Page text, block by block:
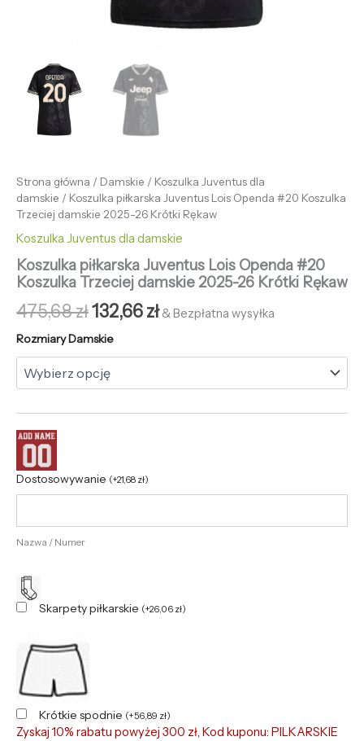
Strona główna / Damskie / Koszulka Juventus dla
damskie / Koszulka piłkarska Juventus Lois Openda #20 Koszulka
Trzeciej damskie 2025-26 Krótki Rękaw
Koszulka Juventus dla damskie
Koszulka piłkarska Juventus Lois Openda #20
Koszulka Trzeciej damskie 2025-26 Krótki Rękaw
475,68zł132,66zł & Bezpłatna wysyłka
Rozmiary Damskie
Dostosowywanie (+21,68 zł)
Nazwa / Numer
Skarpety piłkarskie (+26,06 zł)
Krótkie spodnie (+56,89 zł)
Zyskaj 10% rabatu powyżej 300 zł, Kod kuponu: PILKARSKIE